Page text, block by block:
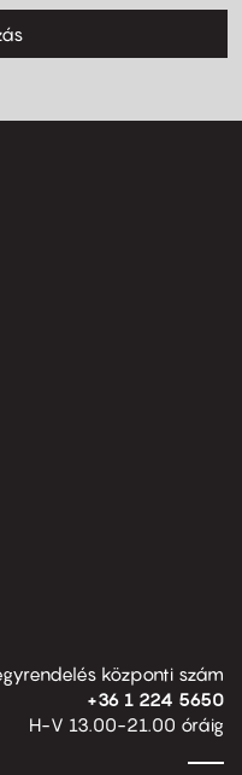
központi szám
+36 1 224 5650
H-V 13.00-21.00 óráig